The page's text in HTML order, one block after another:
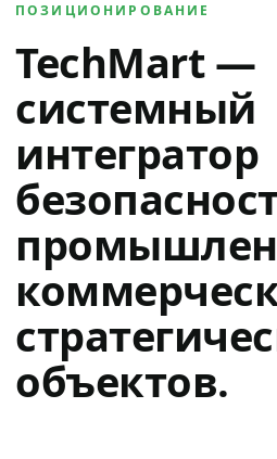
ПОЗИЦИОНИРОВАНИЕ
TechMart —
системный
интегратор
объектов.